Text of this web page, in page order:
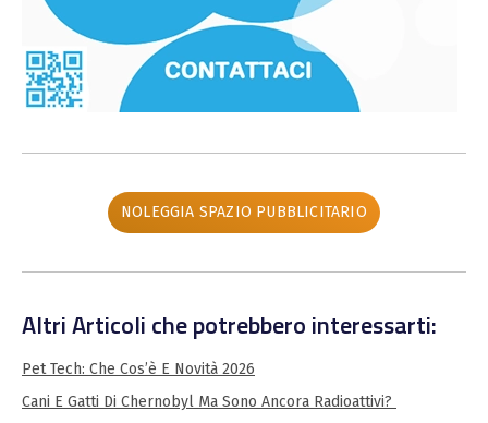
NOLEGGIA SPAZIO PUBBLICITARIO
Altri Articoli che potrebbero interessarti:
Pet Tech: Che Cos’è E Novità 2026
Cani E Gatti Di Chernobyl Ma Sono Ancora Radioattivi?